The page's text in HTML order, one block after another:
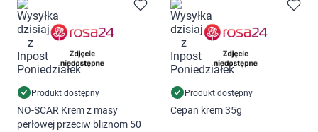
Produkt dostępny
NO-SCAR Krem z masy
perłowej przeciw bliznom 50
Produkt dostępny
Cepan krem 35g